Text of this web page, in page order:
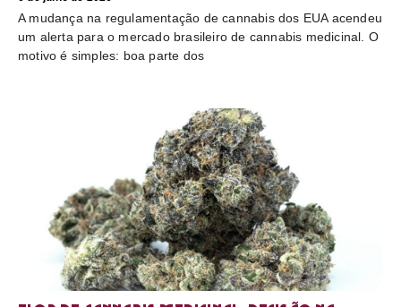
A mudança na regulamentação de cannabis dos EUA acendeu
um alerta para o mercado brasileiro de cannabis medicinal. O
motivo é simples: boa parte dos